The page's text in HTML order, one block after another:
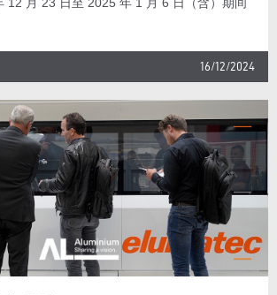
16/12/2024